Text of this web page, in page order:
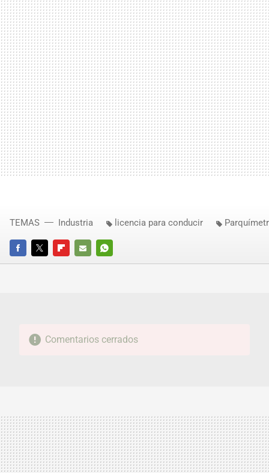
FACEBOOKTWITTERFLIPBOARD
E-
WHATSAPP
TEMAS Industria licencia para conducir
Comentarios cerrados